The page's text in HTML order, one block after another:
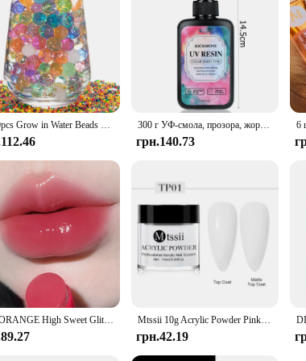
it a smart investment for businesses looking to provide
projects, or even as a stylish storage solution for office
2,000pcs Grow in Water Beads Gel Magic Balls Transparent Pearl for Flowers Vase Wedding Home Decoration Clear Crystal Soil Muds 300 г УФ-смола, прозора, жорстка, оновлена кристально чиста епоксидна смола вгору, прем’ясована УФ-затверджуюча смола для виготовлення ювелірних виробів
грн.140.73
HERORANGE High Sweet Glitter Mouth Red Lip Glaze Natural Non Staining Glass Mirror Plain Clear Lip Gloss Mtssii 10g Acrylic Powder Pink Clear White Acrylic Nails Professional Polymer For Nail Extension No Need Lamp Cure Nail Supplies
грн.42.19